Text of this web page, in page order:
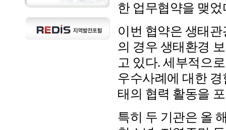
한 업무협약을 맺었
이번 협약은 생태
의 경우 생태환경
고 있다. 세부적으
우수사례에 대한
태의 협력 활동을
특히 두 기관은 올